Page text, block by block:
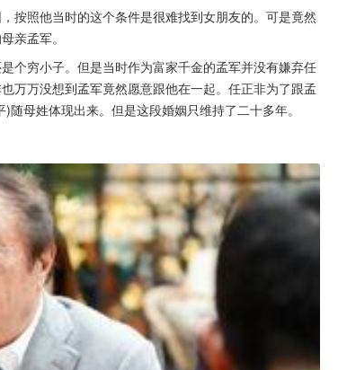
按照他当时的这个条件是很难找到女朋友的。可是竟然
亲孟军。
个穷小子。但是当时作为富家千金的孟军并没有嫌弃任
万万没想到孟军竟然愿意跟他在一起。任正非为了跟孟
母姓体现出来。但是这段婚姻只维持了二十多年。